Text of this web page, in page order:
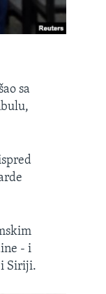
sa
- i
i Siriji.